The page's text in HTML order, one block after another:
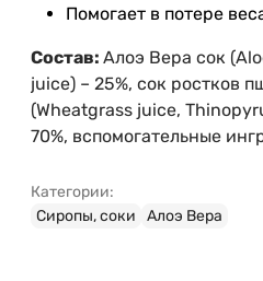
Помогает в потере
Состав: Алоэ Вера сок
juice) – 25%, сок ростков
(Wheatgrass juice,
70%, вспомогательные
Категории:
Сиропы, соки
Алоэ Вера